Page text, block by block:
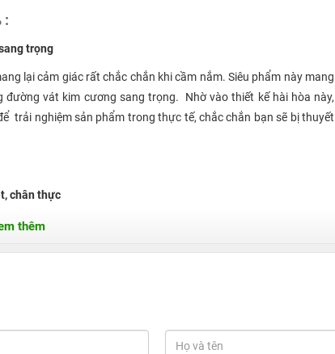
:
trọng
lại cảm giác rất chắc chắn khi cầm nắm. Siêu phẩm này mang
vát kim cương sang trọng. Nhờ vào thiết kế hài hòa này,
trải nghiệm sản phẩm trong thực tế, chắc chắn bạn sẽ bị thuyết
chân thực
và sống động. Bên cạnh đó, iPhone 5s cũng có khả năng hiển
chiếc smartphone là khá nhỏ nhưng thực tế cho thấy màn hình
thêm